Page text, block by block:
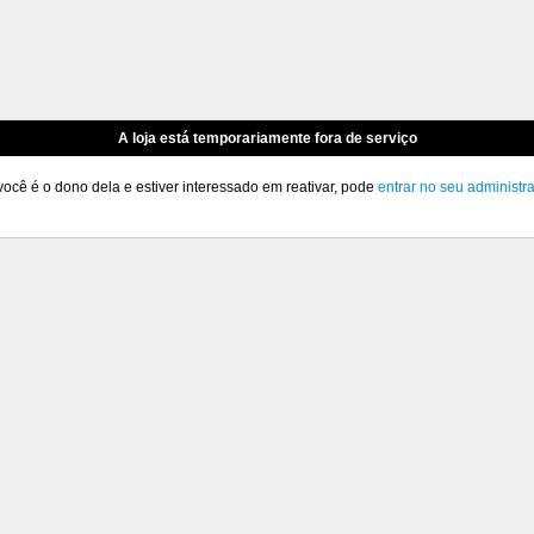
A loja está temporariamente fora de serviço
é o dono dela e estiver interessado em reativar, pode entrar no seu